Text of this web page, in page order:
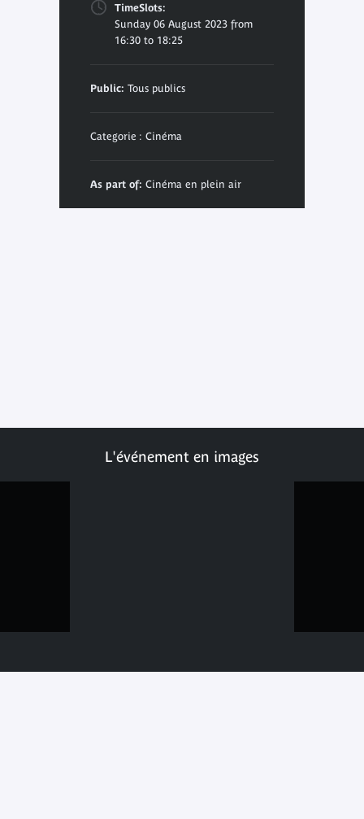
TimeSlots:
Sunday 06 August 2023 from
16:30 to 18:25
Public: Tous publics
Categorie : Cinéma
As part of: Cinéma en plein air
L'événement en images